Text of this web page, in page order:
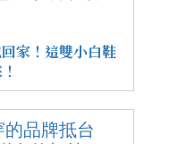
家！這雙小白鞋